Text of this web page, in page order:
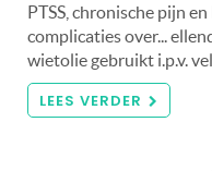
PTSS, chronische pijn
complicaties over...
wietolie gebruikt i.p.v.
LEES VERDER